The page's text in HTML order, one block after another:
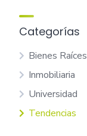
Categorías
Bienes Raíces
Inmobiliaria
Universidad
Tendencias